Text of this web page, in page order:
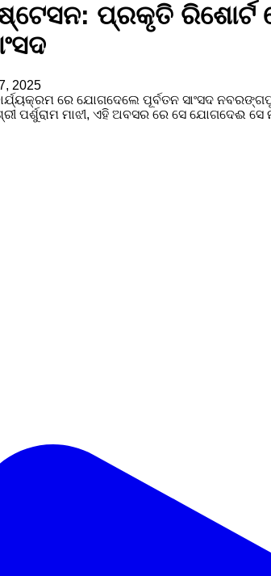
ପ୍ରକୃତି ରିଶୋର୍ଟ
2025
ରେ ଯୋଗଦେଲେ ପୂର୍ବତନ ସାଂସଦ
ପର୍ଶୁରାମ ମାଝୀ, ଏହି ଅବସର ରେ ସେ